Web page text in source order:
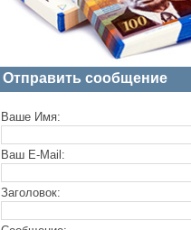
Отправить сообщение
Ваше Имя:
Ваш E-Mail:
Заголовок: